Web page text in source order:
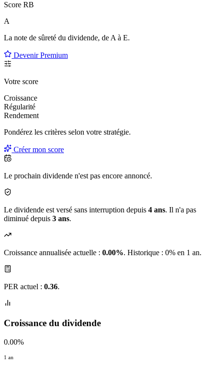
Score RB
A
La note de sûreté du dividende, de A à E.
Devenir Premium
Votre score
Croissance
Régularité
Rendement
Pondérez les critères selon votre stratégie.
Créer mon score
Le prochain dividende n'est pas encore annoncé.
Le dividende est versé sans interruption depuis 4 ans. Il n'a pas
diminué depuis 3 ans.
Croissance annualisée actuelle : 0.00%. Historique : 0% en 1 an.
PER actuel : 0.36.
Croissance du dividende
0.00%
1 an